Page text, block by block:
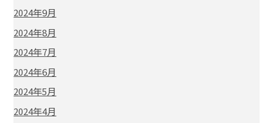
2024年9月
2024年8月
2024年7月
2024年6月
2024年5月
2024年4月